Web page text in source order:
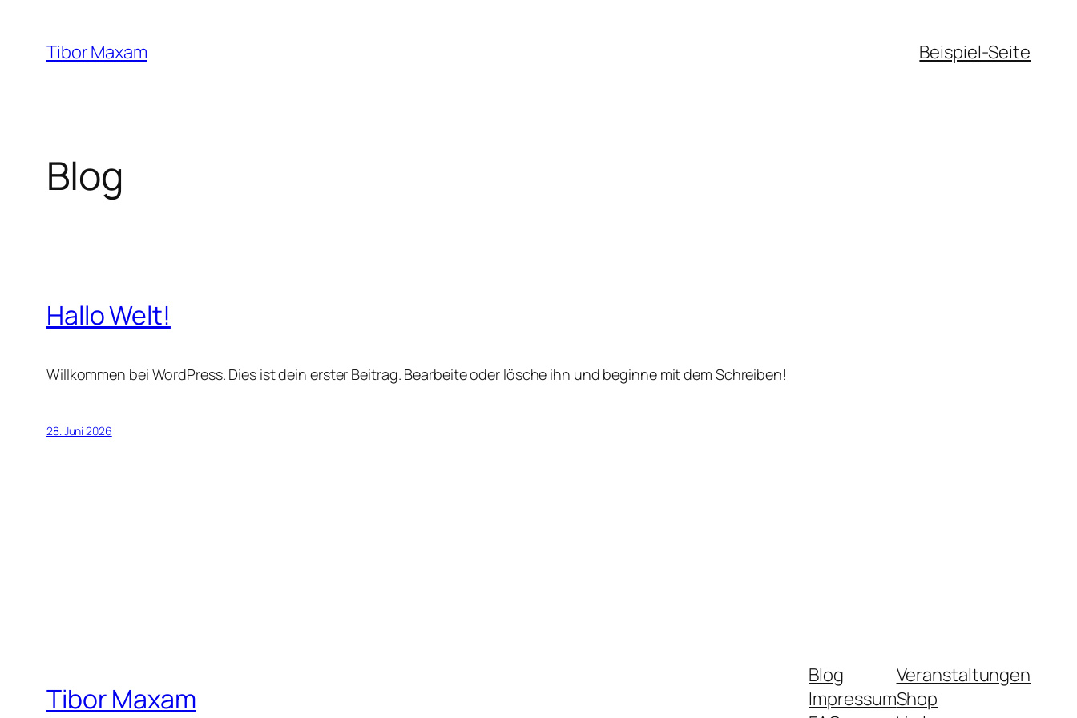
Inhalt
springen
Tibor Maxam Beispiel-Seite
Blog
Hallo Welt!
Willkommen bei WordPress. Dies ist dein erster Beitrag. Bearbeite oder lösche ihn und beginne mit dem Schreiben!
28. Juni 2026
Tibor Maxam
Blog
Impressum
Veranstaltungen
Shop